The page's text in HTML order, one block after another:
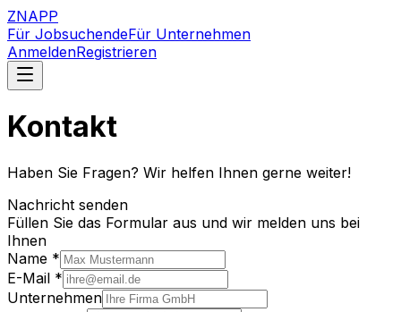
ZNAPP
Für JobsuchendeFür Unternehmen
AnmeldenRegistrieren
Kontakt
Haben Sie Fragen? Wir helfen Ihnen gerne weiter!
Nachricht senden
Füllen Sie das Formular aus und wir melden uns bei
Ihnen
Name *
E-Mail *
Unternehmen